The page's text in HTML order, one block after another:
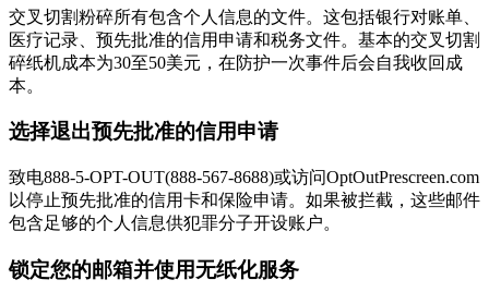
交叉切割粉碎所有包含个人信息的文件。这包括银行对账单、
医疗记录、预先批准的信用申请和税务文件。基本的交叉切割
碎纸机成本为30至50美元，在防护一次事件后会自我收回成
本。
选择退出预先批准的信用申请
致电888-5-OPT-OUT(888-567-8688)或访问OptOutPrescreen.com
以停止预先批准的信用卡和保险申请。如果被拦截，这些邮件
包含足够的个人信息供犯罪分子开设账户。
锁定您的邮箱并使用无纸化服务